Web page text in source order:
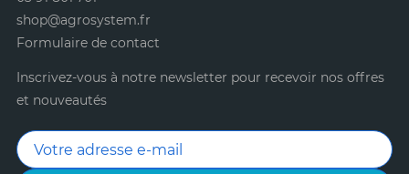
shop@agrosystem.fr
Formulaire de contact
Inscrivez-vous à notre newsletter pour recevoir nos offres
et nouveautés